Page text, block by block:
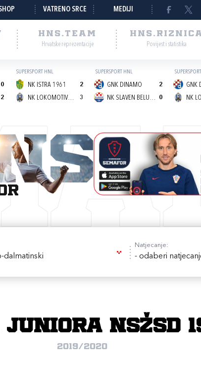
VATRENO SRCE MEDIJI
HNS.TEAM
Hrvatske reprezentacije Povijest i statistika
0
2
SUPERSPORT HNL
NK ISTRA 1961
2
3
NK LOKOMOTIVA (Z)
SUPERSPORT HNL
GNK DINAMO
2
0
NK SLAVEN BELUPO
GNK
dalmatinski
Natjecanje:
- odaberi
juniora NSŽSD
2019/2020